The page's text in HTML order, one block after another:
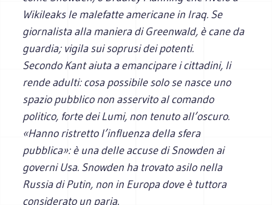
Wikileaks le malefatte americane in Iraq. Se
giornalista alla maniera di Greenwald, è cane da
guardia; vigila sui soprusi dei potenti.
Secondo Kant aiuta a emancipare i cittadini, li
rende adulti: cosa possibile solo se nasce uno
spazio pubblico non asservito al comando
politico, forte dei Lumi, non tenuto all’oscuro.
«Hanno ristretto l’influenza della sfera
pubblica»: è una delle accuse di Snowden ai
governi Usa. Snowden ha trovato asilo nella
Russia di Putin, non in Europa dove è tuttora
considerato un paria.